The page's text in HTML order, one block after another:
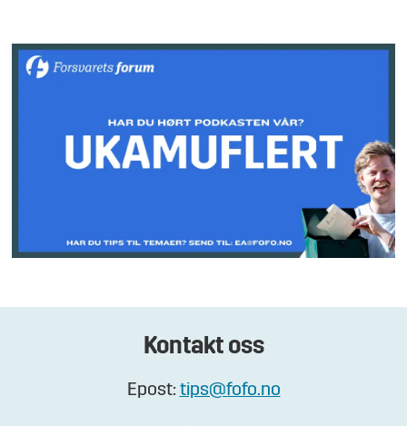
Kontakt oss
Epost: tips@fofo.no